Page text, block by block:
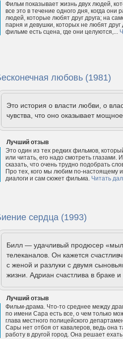
Фильм показывает жизнь двух людей,
все это в течение одного дня, когда
людей, которые любят друг друга; на
парня и девушки, которых не любят друг
фильме есть сцена, где они целуются,...
любовь (1981)
Это история о власти любви, о
чувства, что оно оказывает
Лучший отзыв
Это один из тех редких фильмов,
или читать, его надо смотреть
сказать, что очень трудно подобрать
Про тех, кого мы любим по-настоящему
диалоги и сам сюжет фильма. Читать
сердца (1993)
Билл — удачливый продюсер
телеканалов. Он кажется
с женой и разлуки с двумя
жизни. Адриан счастлива в браке
Лучший отзыв
Фильм-драма. Что-то среднее между
по имени Сара есть все, о чем только
глава местного полицейского
Сары нет отбоя от кавалеров, ведь она
работу в другой город. Она решает